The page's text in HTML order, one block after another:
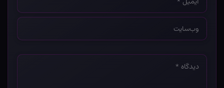
*
وب‌سایت
*
دیدگاه